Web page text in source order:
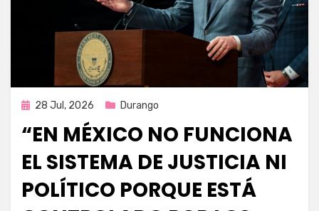
Publicada
28 Jul, 2026 Durango
“EN MÉXICO NO FUNCIONA
EL SISTEMA DE JUSTICIA NI
POLÍTICO PORQUE ESTÁ